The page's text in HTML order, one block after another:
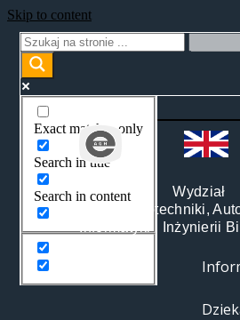
Skip to content
Exact matches only
Search in title
Search in content
Wydział
Elektrotechniki,
Informatyki i Inżynierii